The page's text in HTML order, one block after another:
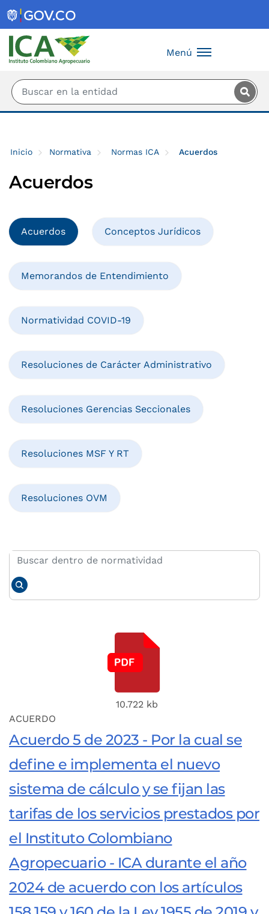
Menú
Inicio Normativa Normas ICA Acuerdos
Acuerdos
Acuerdos Conceptos Jurídicos
Memorandos de Entendimiento
Normatividad COVID-19
Resoluciones de Carácter Administrativo
Resoluciones Gerencias Seccionales
Resoluciones MSF Y RT
Resoluciones OVM
10.722 kb
ACUERDO
Acuerdo 5 de 2023 - Por la cual se
define e implementa el nuevo
sistema de cálculo y se fijan las
tarifas de los servicios prestados por
el Instituto Colombiano
Agropecuario - ICA durante el año
2024 de acuerdo con los artículos